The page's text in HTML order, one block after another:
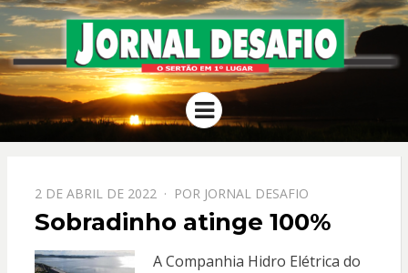
JORNAL
DESAFIO
O Sertão em 1º Lugar
Menu
PPOSTADO
EM
2 DE ABRIL DE 2022 POR JORNAL DESAFIO
Sobradinho atinge 100%
A Companhia Hidro Elétrica do